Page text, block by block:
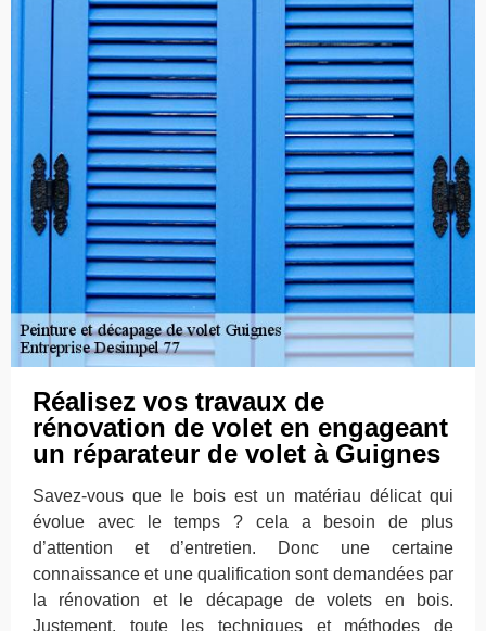
Réalisez vos travaux de
rénovation de volet en engageant
un réparateur de volet à Guignes
Savez-vous que le bois est un matériau délicat qui
évolue avec le temps ? cela a besoin de plus
d’attention et d’entretien. Donc une certaine
connaissance et une qualification sont demandées par
la rénovation et le décapage de volets en bois.
Justement, toute les techniques et méthodes de